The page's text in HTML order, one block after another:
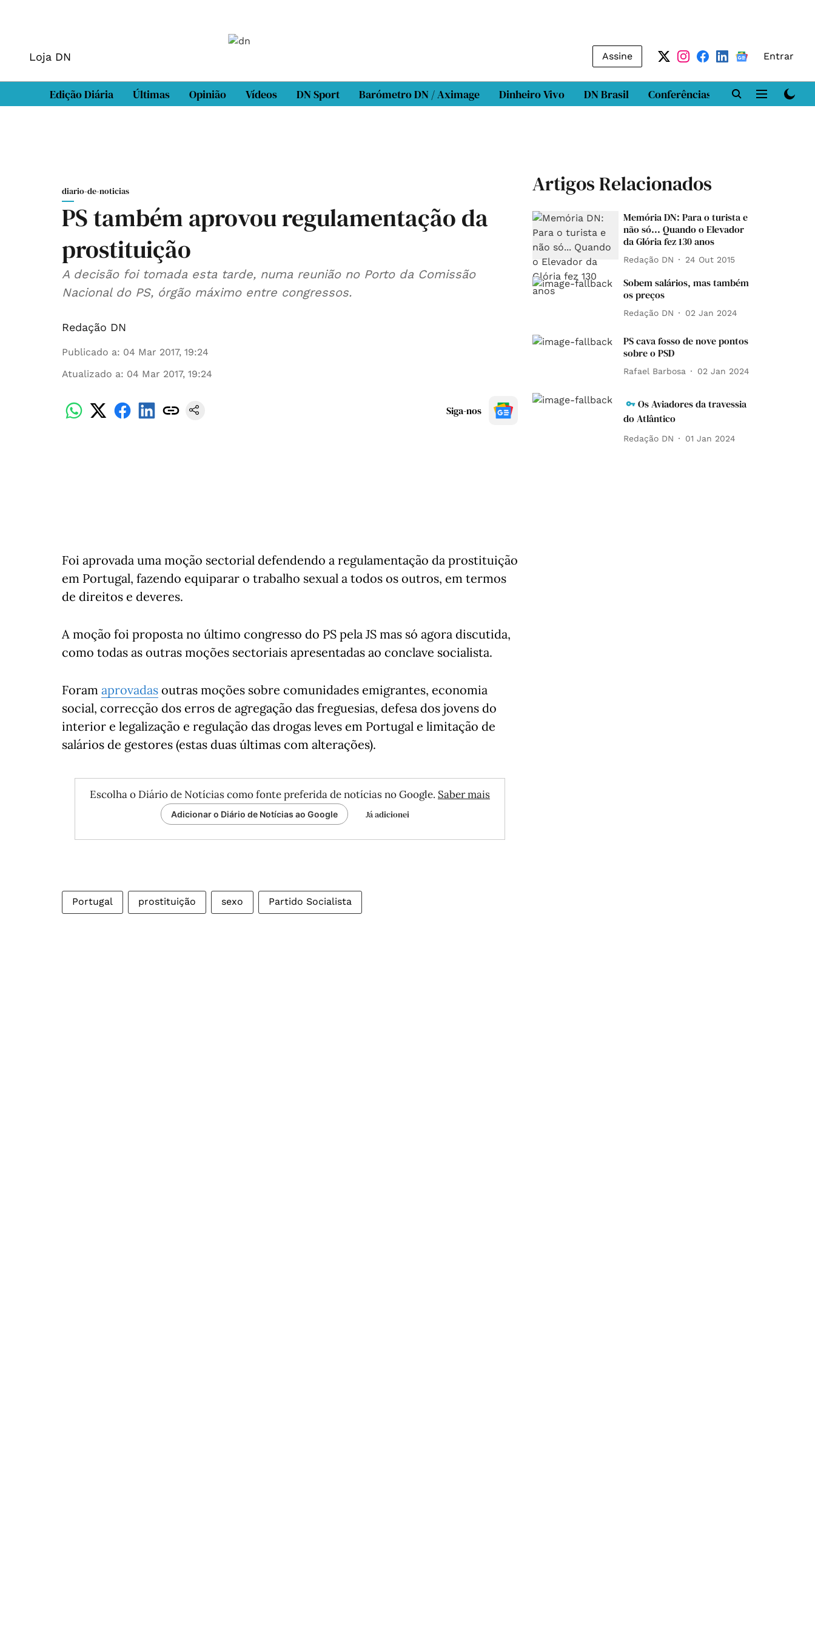
Loja DN Assine Entrar
Edição Diária Últimas Opinião Vídeos DN Sport Barómetro DN / Aximage Dinheiro Vivo DN Brasil Conferências DN LAB
diario-de-noticias
PS também aprovou regulamentação da
prostituição
A decisão foi tomada esta tarde, numa reunião no Porto da Comissão
Nacional do PS, órgão máximo entre congressos.
Redação DN
Publicado a: 04 Mar 2017, 19:24
Atualizado a: 04 Mar 2017, 19:24
Siga-nos
Foi aprovada uma moção sectorial defendendo a regulamentação da prostituição
em Portugal, fazendo equiparar o trabalho sexual a todos os outros, em termos
de direitos e deveres.
A moção foi proposta no último congresso do PS pela JS mas só agora discutida,
como todas as outras moções sectoriais apresentadas ao conclave socialista.
Foram aprovadas outras moções sobre comunidades emigrantes, economia
social, correcção dos erros de agregação das freguesias, defesa dos jovens do
interior e legalização e regulação das drogas leves em Portugal e limitação de
salários de gestores (estas duas últimas com alterações).
Escolha o Diário de Notícias como fonte preferida de notícias no Google. Saber mais
Adicionar o Diário de Notícias ao Google Já adicionei
Portugal prostituição sexo Partido Socialista
Artigos Relacionados
Memória DN: Para o turista e
não só... Quando o Elevador
da Glória fez 130 anos
Redação DN 24 Out 2015
Sobem salários, mas também
os preços
Redação DN 02 Jan 2024
PS cava fosso de nove pontos
sobre o PSD
Rafael Barbosa 02 Jan 2024
Os Aviadores da travessia
do Atlântico
Redação DN 01 Jan 2024